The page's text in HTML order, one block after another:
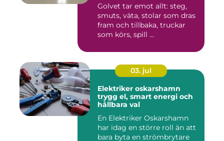
Golvet tar emot allt: steg,
smuts, väta, stolar som dras
fram och tillbaka, truckar
som körs, spill ...
03. jul
Elektriker oskarshamn
trygg el, smart energi och
hållbara val
En Elektriker Oskarshamn
har idag en större roll än att
bara byta en strömbrytare